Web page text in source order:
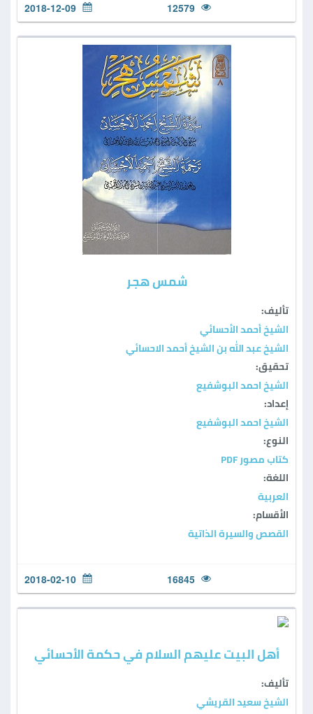
12579
2018-12-09
شمس هجر
تأليف:
الشيخ أحمد الأحسائي
الشيخ عبد الله بن الشيخ أحمد الاحسائي
تحقيق:
الشيخ احمد البوشفيع
إعداد:
الشيخ احمد البوشفيع
النوع:
كتاب مصور PDF
اللغة:
العربية
الأقسام:
القصص والسيرة الذاتية
16845
2018-02-10
أهل البيت عليهم السلام في حكمة الأحسائي
تأليف:
الشيخ سعيد القريشي